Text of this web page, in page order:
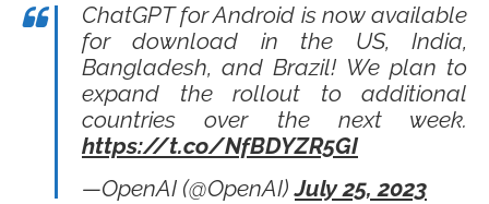
ChatGPT for Android is now available
for download in the US, India,
Bangladesh, and Brazil! We plan to
expand the rollout to additional
countries over the next week.
https://t.co/NfBDYZR5GI
—OpenAI (@OpenAI)July 25, 2023